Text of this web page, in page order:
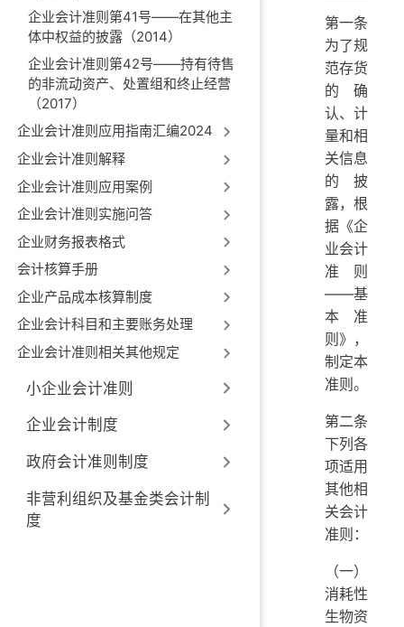
企业会计准则第41号——在其他主
体中权益的披露（2014）
企业会计准则第42号——持有待售
的非流动资产、处置组和终止经营
（2017）
企业会计准则应用指南汇编2024
企业会计准则解释
企业会计准则应用案例
企业会计准则实施问答
企业财务报表格式
会计核算手册
企业产品成本核算制度
企业会计科目和主要账务处理
企业会计准则相关其他规定
小企业会计准则
企业会计制度
政府会计准则制度
非营利组织及基金类会计制
度
第一条
为了规
范存货
的确
认、计
量和相
关信息
的披
露，根
据《企
业会计
准则
——基
本准
则》，
制定本
准则。
第二条
下列各
项适用
其他相
关会计
准则：
（一）
消耗性
生物资